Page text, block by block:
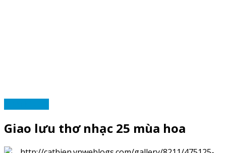
Giao lưu thơ nhạc 25 mùa hoa